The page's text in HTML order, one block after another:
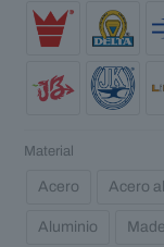
Material
Acero Acero
Aluminio